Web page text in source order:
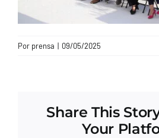
Por prensa | 09/05/2025
Share This
Your